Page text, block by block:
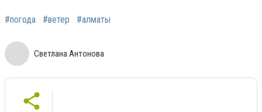
#погода #ветер #алматы
Светлана Антонова